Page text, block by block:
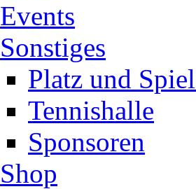
Events
Sonstiges
Platz und
Tennishalle
Sponsoren
Shop